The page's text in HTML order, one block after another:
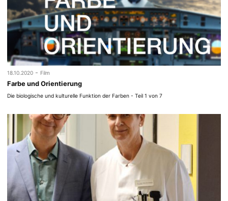
18.10.2020 - Film
Farbe und Orientierung
Die biologische und kulturelle Funktion der Farben - Teil 1 von 7